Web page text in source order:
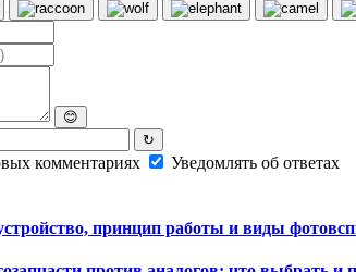
😊
↻
комментариях Уведомлять об ответах
принцип работы и виды